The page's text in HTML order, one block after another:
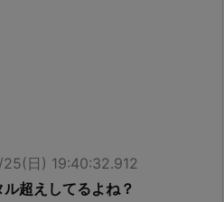
日) 19:40:32.912
超えしてるよね？